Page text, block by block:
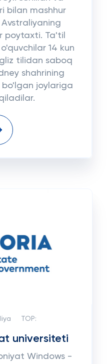
bilan mashhur
Avstraliyaning
poytaxti. Ta'til
14 kun
tilidan saboq
shahrining
joylariga
TOP:
universiteti
Windows -